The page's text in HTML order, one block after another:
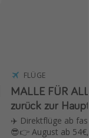
FLÜGE
MALLE FÜR
zurück zur
✈️ Direktflüge ab
😎👉 August ab